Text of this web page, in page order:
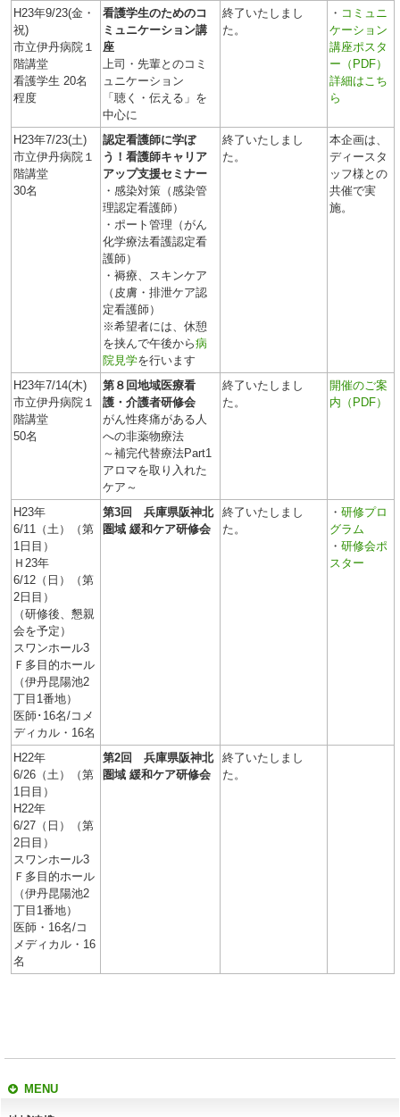
H23年9/23(金・
祝)
市立伊丹病院１
階講堂
看護学生 20名
程度
看護学生のためのコ
ミュニケーション講
座
上司・先輩とのコミ
ュニケーション
「聴く・伝える」を
中心に
終了いたしまし
た。
・ コミュニ
ケーション
講座ポスタ
ー（PDF）
詳細はこち
ら
H23年7/23(土)
市立伊丹病院１
階講堂
30名
認定看護師に学ぼ
う！看護師キャリア
アップ支援セミナー
・感染対策（感染管
理認定看護師）
・ポート管理（がん
化学療法看護認定看
護師）
・褥療、スキンケア
（皮膚・排泄ケア認
定看護師）
※希望者には、休憩
を挟んで午後から病
院見学を行います
終了いたしまし
た。
本企画は、
ディースタ
ッフ様との
共催で実
施。
H23年7/14(木)
市立伊丹病院１
階講堂
50名
第８回地域医療看
護・介護者研修会
がん性疼痛がある人
への非薬物療法
～補完代替療法Part1
アロマを取り入れた
ケア～
終了いたしまし
た。
開催のご案
内（PDF）
H23年
6/11（土）（第
1日目）
Ｈ23年
6/12（日）（第
2日目）
（研修後、懇親
会を予定）
スワンホール3
Ｆ多目的ホール
（伊丹昆陽池2
丁目1番地）
医師･16名/コメ
ディカル・16名
第3回 兵庫県阪神北
圏域 緩和ケア研修会
終了いたしまし
た。
・ 研修プロ
グラム
・ 研修会ポ
スター
H22年
6/26（土）（第
1日目）
H22年
6/27（日）（第
2日目）
スワンホール3
Ｆ多目的ホール
（伊丹昆陽池2
丁目1番地）
医師・16名/コ
メディカル・16
名
第2回 兵庫県阪神北
圏域 緩和ケア研修会
終了いたしまし
た。
MENU